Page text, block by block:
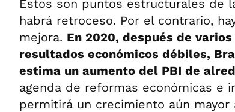
Estos son puntos estructurales de
habrá retroceso. Por el contrario,
mejora. En 2020, después de
resultados económicos débiles,
estima un aumento del PBI de
agenda de reformas económicas e
permitirá un crecimiento aún mayor